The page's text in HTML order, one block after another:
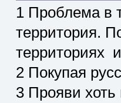
1 Проблема в
территория.
территориях
2 Покупая
3 Прояви хоть